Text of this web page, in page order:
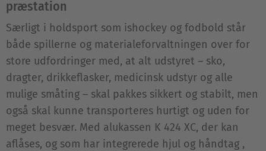
præstation
Særligt i holdsport som ishockey og fodbold står
både spillerne og materialeforvaltningen over for
store udfordringer med, at alt udstyret – sko,
dragter, drikkeflasker, medicinsk udstyr og alle
mulige småting – skal pakkes sikkert og stabilt, men
også skal kunne transporteres hurtigt og uden for
meget besvær. Med alukassen K 424 XC, der kan
aflåses, og som har integrerede hjul og håndtag ,